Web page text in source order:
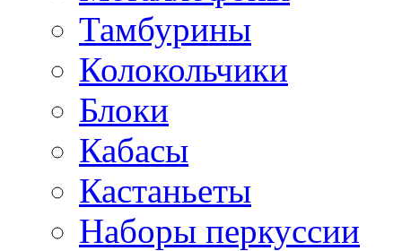
Тамбурины
Колокольчики
Блоки
Кабасы
Кастаньеты
Наборы перкуссии